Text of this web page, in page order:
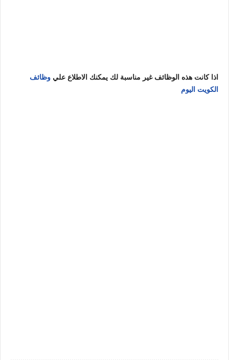
اذا كانت هذه الوظائف غير مناسبة لك يمكنك الاطلاع علي وظائف
الكويت اليوم